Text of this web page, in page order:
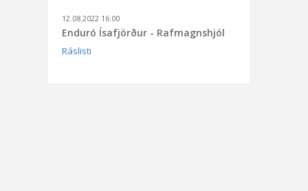
12.08.2022 16:00
Enduró Ísafjörður - Rafmagnshjól
Ráslisti